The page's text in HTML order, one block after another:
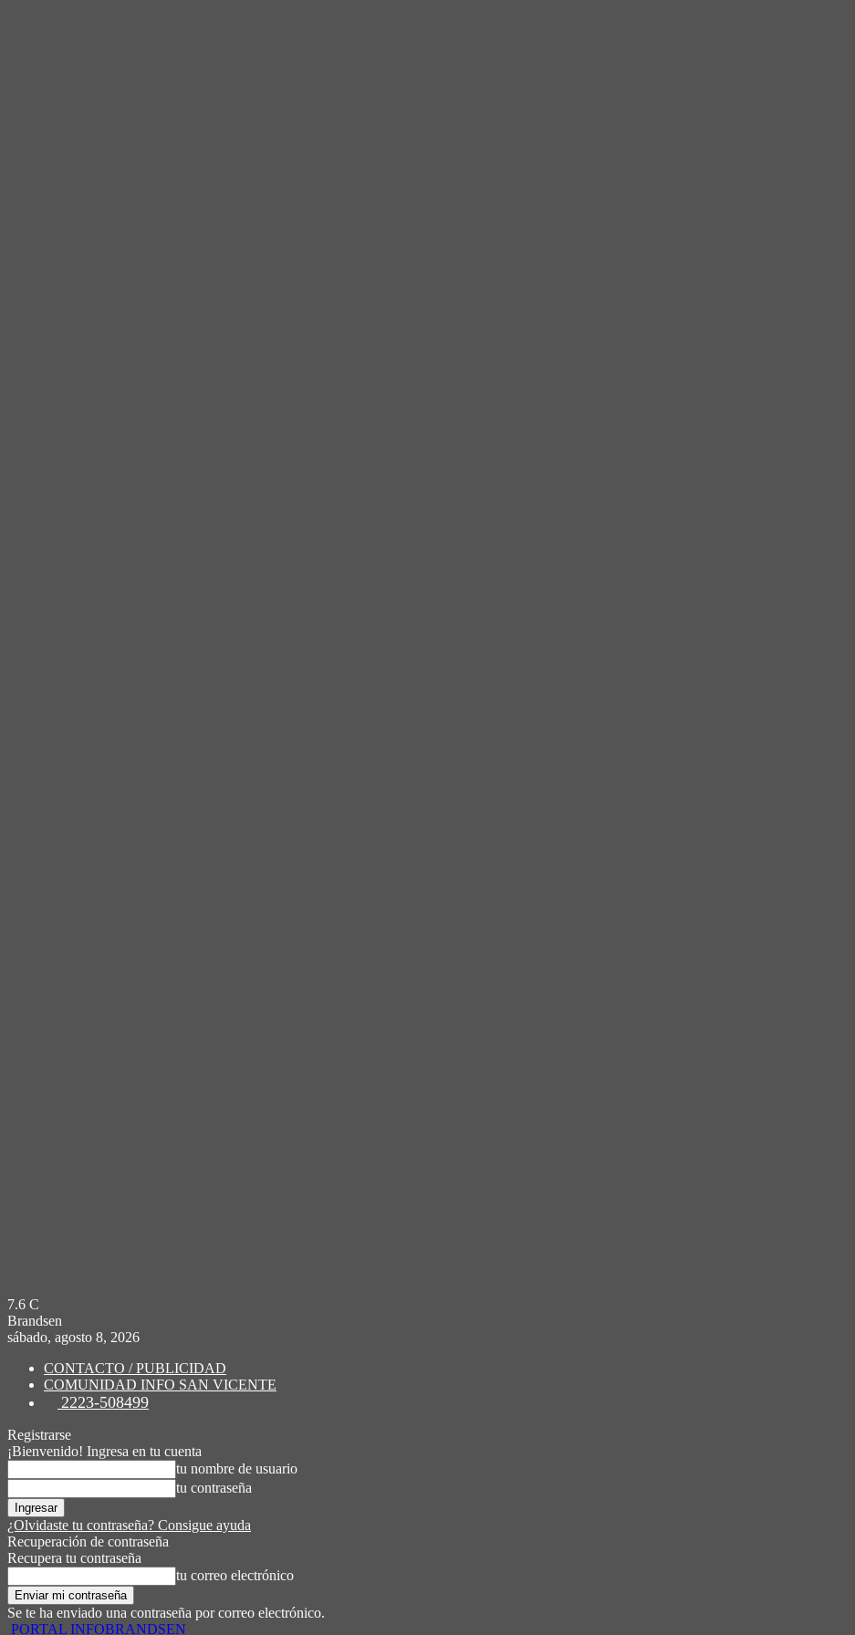
7.6 C
Brandsen
sábado, agosto 8, 2026
CONTACTO / PUBLICIDAD
COMUNIDAD INFO SAN VICENTE
2223-508499
Registrarse
¡Bienvenido! Ingresa en tu cuenta
tu nombre de usuario
tu contraseña
¿Olvidaste tu contraseña? Consigue ayuda
Recuperación de contraseña
Recupera tu contraseña
tu correo electrónico
Se te ha enviado una contraseña por correo electrónico.
PORTAL INFOBRANDSEN